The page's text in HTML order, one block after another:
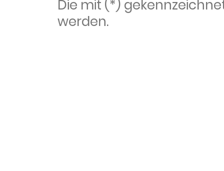
Die mit (*)
werden.